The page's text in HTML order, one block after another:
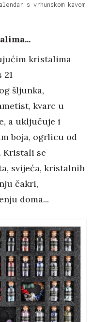
s vrhunskom kavom
kristalima
šljunka,
kvarc u
a uključuje i
boja, ogrlicu od
Kristali se
svijeća, kristalnih
čakri,
doma...